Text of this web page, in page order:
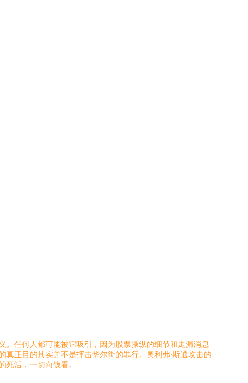
任何人都可能被它吸引，因为股票操纵的细节和走漏消息
正目的其实并不是抨击华尔街的罪行。奥利弗·斯通攻击的
活，一切向钱看。